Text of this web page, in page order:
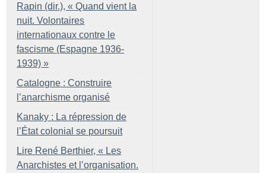
Rapin (dir.), « Quand vient la
nuit. Volontaires
internationaux contre le
fascisme (Espagne 1936-
1939) »
Catalogne : Construire
l’anarchisme organisé
Kanaky : La répression de
l’État colonial se poursuit
Lire René Berthier, « Les
Anarchistes et l’organisation.